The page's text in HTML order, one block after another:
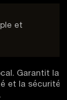
et
Garantit la
et la sécurité